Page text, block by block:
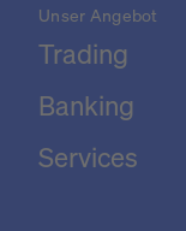
Unser Angebot
Trading
Banking
Services